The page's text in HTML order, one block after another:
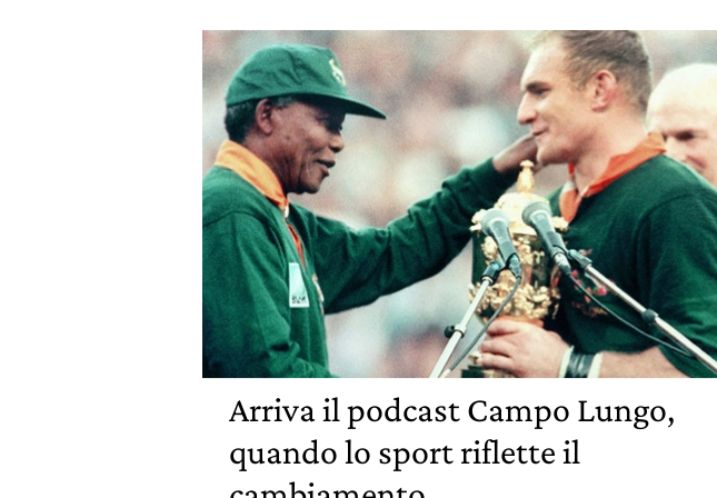
Arriva il podcast Campo Lungo,
quando lo sport riflette il